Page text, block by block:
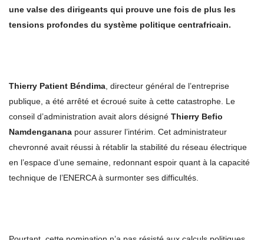
une valse des dirigeants qui prouve une fois de plus les
tensions profondes du système politique centrafricain.
Thierry Patient Béndima, directeur général de l’entreprise
publique, a été arrêté et écroué suite à cette catastrophe. Le
conseil d’administration avait alors désigné Thierry Befio
Namdenganana pour assurer l’intérim. Cet administrateur
chevronné avait réussi à rétablir la stabilité du réseau électrique
en l’espace d’une semaine, redonnant espoir quant à la capacité
technique de l’ENERCA à surmonter ses difficultés.